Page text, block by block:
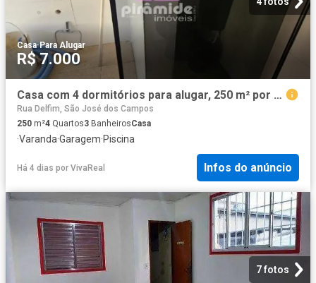
Casa·Para Alugar
R$ 7.000
Casa com 4 dormitórios para alugar, 250 m² por R$ 7.000,00/mês Jardim das Indústrias São José d
Rua Delfim, São José dos Campos
250 m²4 Quartos3 BanheirosCasa
·Varanda·Garagem·Piscina
Há 4 dias por VivaReal Infos do anúncio
7 fotos